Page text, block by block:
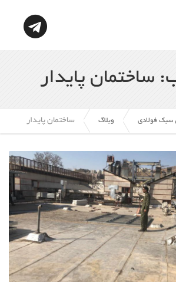
ساختمان پایدار
سبک فولادی وبلاگ ساختمان پایدار